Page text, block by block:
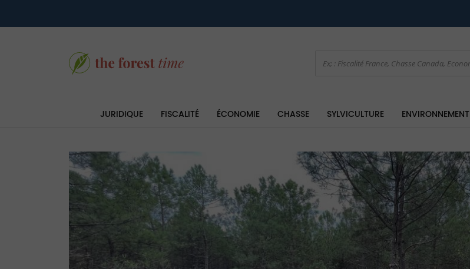
JURIDIQUE FISCALITÉ ÉCONOMIE CHASSE SYLVICULTURE ENVIRONNEMENT